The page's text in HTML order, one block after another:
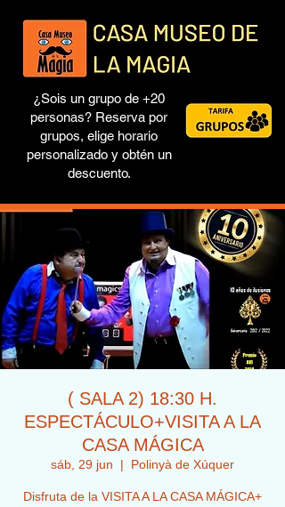
¿Sois un grupo de +20
personas? Reserva por
grupos, elige horario
personalizado y obtén un
descuento.
( SALA 2) 18:30 H.
ESPECTÁCULO+VISITA A LA
CASA MÁGICA
sáb, 29 jun
  |
Polinyà de Xúquer
Disfruta de la VISITA A LA CASA MÁGICA+